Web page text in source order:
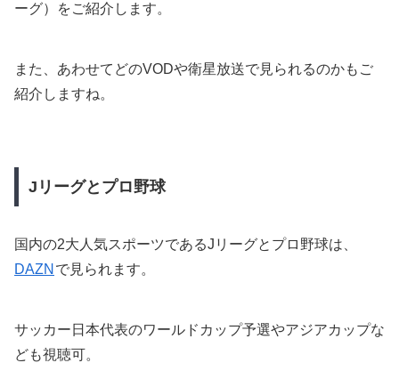
ーグ）をご紹介します。
また、あわせてどのVODや衛星放送で見られるのかもご
紹介しますね。
Jリーグとプロ野球
国内の2大人気スポーツであるJリーグとプロ野球は、
DAZN で見られます。
サッカー日本代表のワールドカップ予選やアジアカップな
ども視聴可。